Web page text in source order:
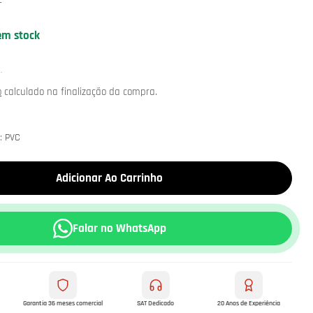
stock
calculado na finalização da compra.
Adicionar Ao Carrinho
Falar no WhatsApp
Garantia 36 meses comercial SAT Dedicado 20 Anos de Experiência